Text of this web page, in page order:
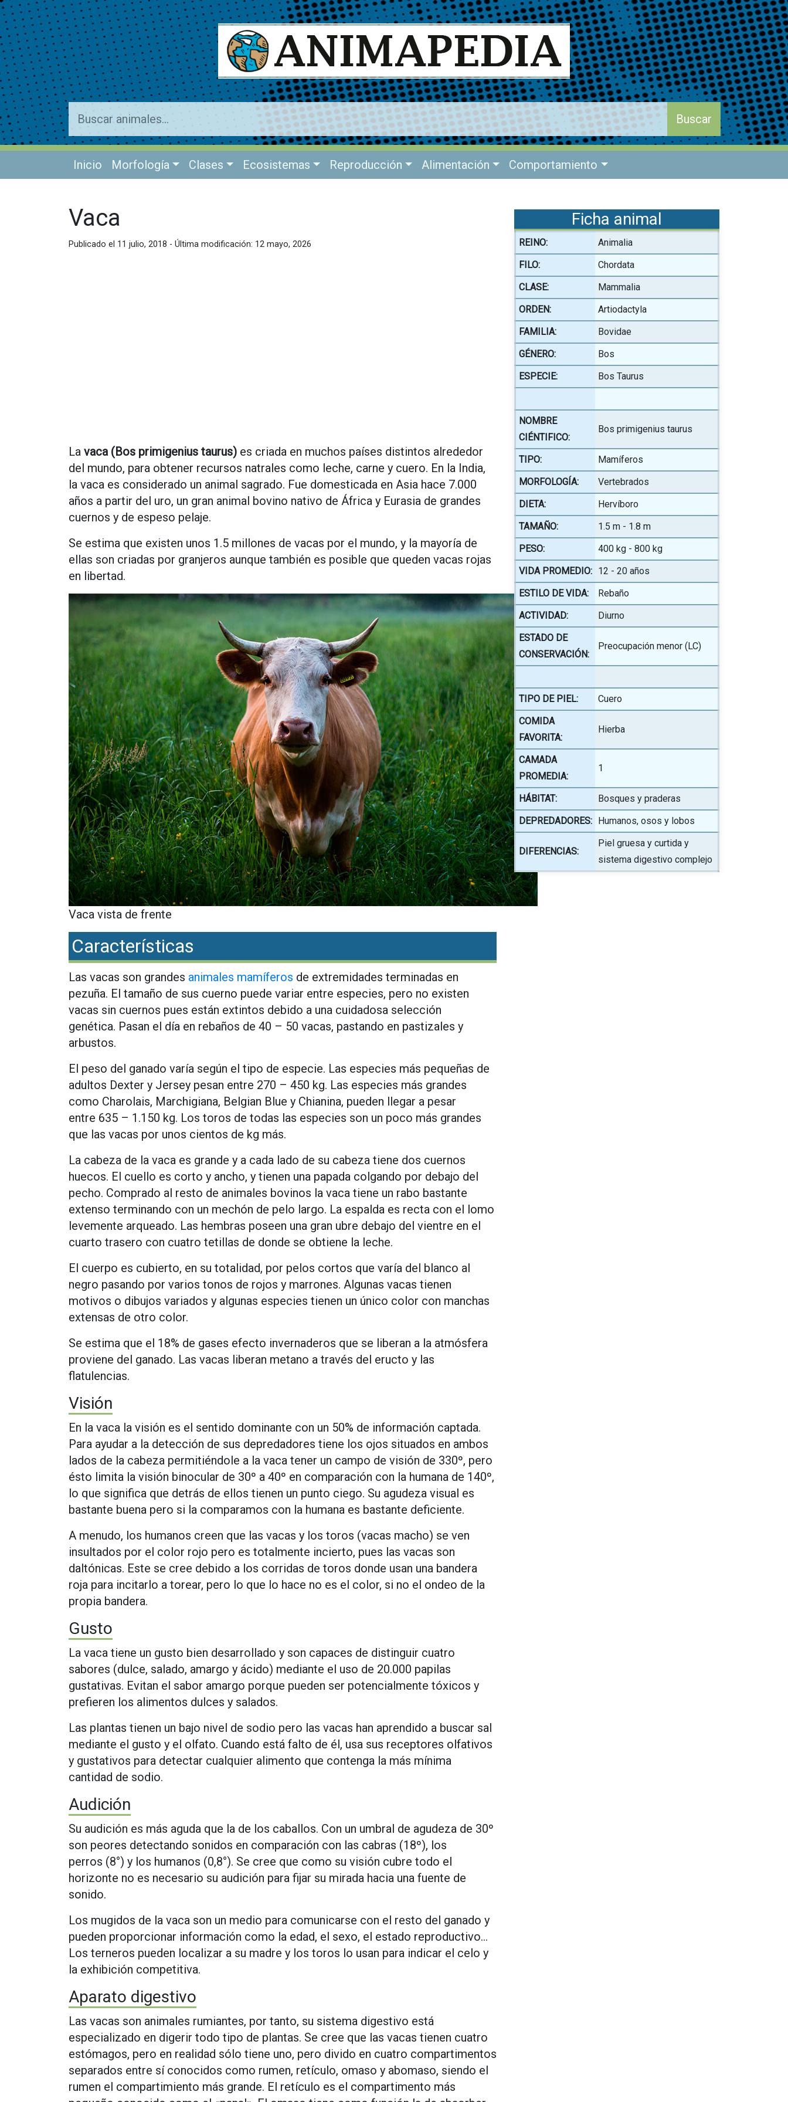
Inicio Morfología Clases Ecosistemas Reproducción Alimentación Comportamiento
Vaca
Publicado el 11 julio, 2018 - Última modificación: 12 mayo, 2026
La vaca (Bos primigenius taurus) es criada en muchos países distintos alrededor
del mundo, para obtener recursos natrales como leche, carne y cuero. En la India,
la vaca es considerado un animal sagrado. Fue domesticada en Asia hace 7.000
años a partir del uro, un gran animal bovino nativo de África y Eurasia de grandes
cuernos y de espeso pelaje.
Se estima que existen unos 1.5 millones de vacas por el mundo, y la mayoría de
ellas son criadas por granjeros aunque también es posible que queden vacas rojas
en libertad.
Vaca vista de frente
Características
Las vacas son grandes animales mamíferos de extremidades terminadas en
pezuña. El tamaño de sus cuerno puede variar entre especies, pero no existen
vacas sin cuernos pues están extintos debido a una cuidadosa selección
genética. Pasan el día en rebaños de 40 – 50 vacas, pastando en pastizales y
arbustos.
El peso del ganado varía según el tipo de especie. Las especies más pequeñas de
adultos Dexter y Jersey pesan entre 270 – 450 kg. Las especies más grandes
como Charolais, Marchigiana, Belgian Blue y Chianina, pueden llegar a pesar
entre 635 – 1.150 kg. Los toros de todas las especies son un poco más grandes
que las vacas por unos cientos de kg más.
La cabeza de la vaca es grande y a cada lado de su cabeza tiene dos cuernos
huecos. El cuello es corto y ancho, y tienen una papada colgando por debajo del
pecho. Comprado al resto de animales bovinos la vaca tiene un rabo bastante
extenso terminando con un mechón de pelo largo. La espalda es recta con el lomo
levemente arqueado. Las hembras poseen una gran ubre debajo del vientre en el
cuarto trasero con cuatro tetillas de donde se obtiene la leche.
El cuerpo es cubierto, en su totalidad, por pelos cortos que varía del blanco al
negro pasando por varios tonos de rojos y marrones. Algunas vacas tienen
motivos o dibujos variados y algunas especies tienen un único color con manchas
extensas de otro color.
Se estima que el 18% de gases efecto invernaderos que se liberan a la atmósfera
proviene del ganado. Las vacas liberan metano a través del eructo y las
flatulencias.
Visión
En la vaca la visión es el sentido dominante con un 50% de información captada.
Para ayudar a la detección de sus depredadores tiene los ojos situados en ambos
lados de la cabeza permitiéndole a la vaca tener un campo de visión de 330º, pero
ésto limita la visión binocular de 30º a 40º en comparación con la humana de 140º,
lo que significa que detrás de ellos tienen un punto ciego. Su agudeza visual es
bastante buena pero si la comparamos con la humana es bastante deficiente.
A menudo, los humanos creen que las vacas y los toros (vacas macho) se ven
insultados por el color rojo pero es totalmente incierto, pues las vacas son
daltónicas. Este se cree debido a los corridas de toros donde usan una bandera
roja para incitarlo a torear, pero lo que lo hace no es el color, si no el ondeo de la
propia bandera.
Gusto
La vaca tiene un gusto bien desarrollado y son capaces de distinguir cuatro
sabores (dulce, salado, amargo y ácido) mediante el uso de 20.000 papilas
gustativas. Evitan el sabor amargo porque pueden ser potencialmente tóxicos y
prefieren los alimentos dulces y salados.
Las plantas tienen un bajo nivel de sodio pero las vacas han aprendido a buscar sal
mediante el gusto y el olfato. Cuando está falto de él, usa sus receptores olfativos
y gustativos para detectar cualquier alimento que contenga la más mínima
cantidad de sodio.
Audición
Su audición es más aguda que la de los caballos. Con un umbral de agudeza de 30º
son peores detectando sonidos en comparación con las cabras (18º), los
perros (8°) y los humanos (0,8°). Se cree que como su visión cubre todo el
horizonte no es necesario su audición para fijar su mirada hacia una fuente de
sonido.
Los mugidos de la vaca son un medio para comunicarse con el resto del ganado y
pueden proporcionar información como la edad, el sexo, el estado reproductivo…
Los terneros pueden localizar a su madre y los toros lo usan para indicar el celo y
la exhibición competitiva.
Aparato digestivo
Las vacas son animales rumiantes, por tanto, su sistema digestivo está
especializado en digerir todo tipo de plantas. Se cree que las vacas tienen cuatro
estómagos, pero en realidad sólo tiene uno, pero divido en cuatro compartimentos
separados entre sí conocidos como rumen, retículo, omaso y abomaso, siendo el
rumen el compartimiento más grande. El retículo es el compartimento más
Ficha animal
REINO:
Animalia
FILO:
Chordata
CLASE:
Mammalia
ORDEN:
Artiodactyla
FAMILIA:
Bovidae
GÉNERO:
Bos
ESPECIE:
Bos Taurus
NOMBRE
CIÉNTIFICO:
Bos primigenius taurus
TIPO:
Mamíferos
MORFOLOGÍA:
Vertebrados
DIETA:
Hervíboro
TAMAÑO:
1.5 m - 1.8 m
PESO:
400 kg - 800 kg
VIDA PROMEDIO: 12 - 20 años
ESTILO DE VIDA:
Rebaño
ACTIVIDAD:
Diurno
ESTADO DE
CONSERVACIÓN:
Preocupación menor (LC)
TIPO DE PIEL:
Cuero
COMIDA
FAVORITA:
Hierba
CAMADA
PROMEDIA:
1
HÁBITAT:
Bosques y praderas
DEPREDADORES: Humanos, osos y lobos
DIFERENCIAS:
Piel gruesa y curtida y
sistema digestivo complejo